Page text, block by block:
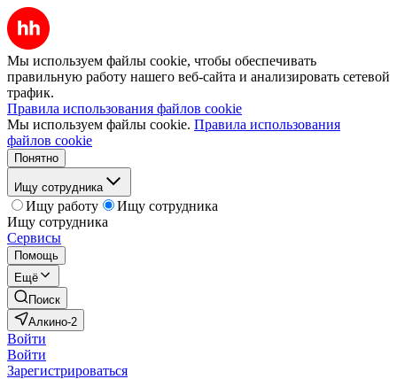
Мы используем файлы cookie, чтобы обеспечивать
правильную работу нашего веб-сайта и анализировать сетевой
трафик.
Правила использования файлов cookie
Мы используем файлы cookie. Правила использования
файлов cookie
Понятно
Ищу сотрудника
Ищу работу
Ищу сотрудника
Ищу сотрудника
Сервисы
Помощь
Ещё
Поиск
Алкино-2
Войти
Войти
Зарегистрироваться